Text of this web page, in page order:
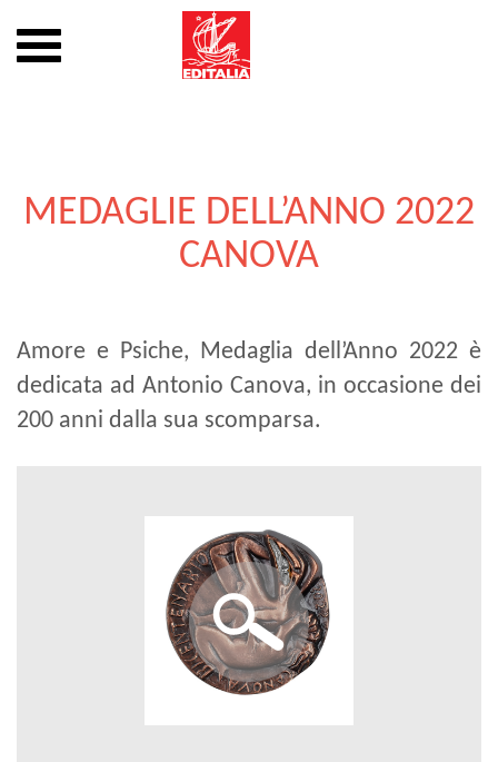
Mostra
o
MEDAGLIE DELL’ANNO 2022
CANOVA
Amore e Psiche, Medaglia dell’Anno 2022 è
dedicata ad Antonio Canova, in occasione dei
200 anni dalla sua scomparsa.